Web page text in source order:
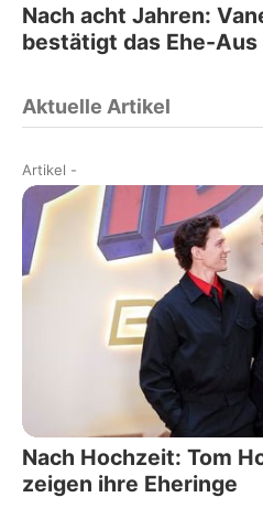
Nach acht Jahren:
bestätigt das Ehe-Aus
Aktuelle Artikel
Artikel -
Nach Hochzeit: Tom
zeigen ihre Eheringe